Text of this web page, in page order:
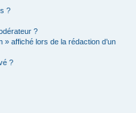
?
?
affiché lors de la rédaction d’un
?